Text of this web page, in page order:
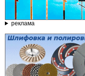
реклама